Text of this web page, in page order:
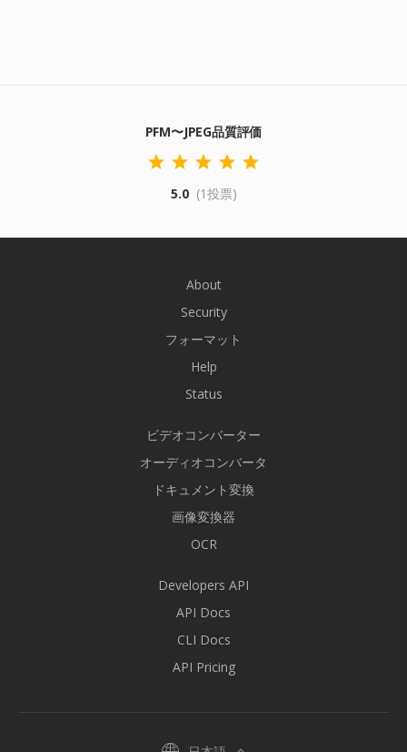
PFM〜JPEG品質評価
5.0 (1投票)
About
Security
フォーマット
Help
Status
ビデオコンバーター
オーディオコンバータ
ドキュメント変換
画像変換器
OCR
Developers API
API Docs
CLI Docs
API Pricing